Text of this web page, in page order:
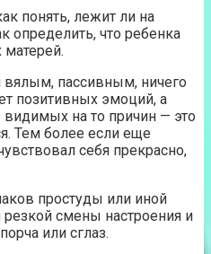
понять, лежит ли на
определить, что ребенка
матерей.
пассивным, ничего
позитивных эмоций, а
видимых на то причин — это
Тем более если еще
себя прекрасно,
простуды или иной
резкой смены настроения и
или сглаз.